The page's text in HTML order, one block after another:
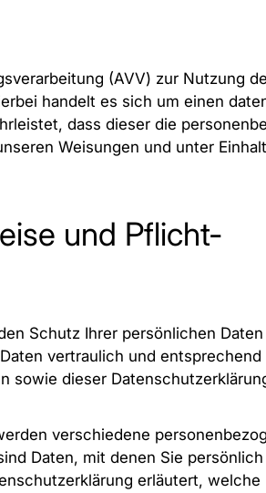
(AVV) zur Nutzung
handelt es sich um einen
dass dieser die
Weisungen und unter
und Pflicht­
Schutz Ihrer persönlichen
vertraulich und entsprechend
sowie dieser
verschiedene
Daten, mit denen Sie
erläutert, welche